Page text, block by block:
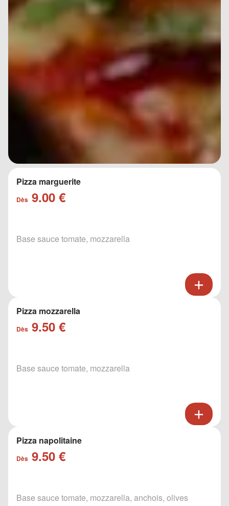
Pizza marguerite
Dès 9.00 €
Base sauce tomate, mozzarella
Pizza mozzarella
Dès 9.50 €
Base sauce tomate, mozzarella
Pizza napolitaine
Dès 9.50 €
Base sauce tomate, mozzarella, anchois, olives